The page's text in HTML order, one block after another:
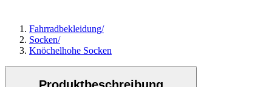
Fahrradbekleidung/
Socken/
Knöchelhohe Socken